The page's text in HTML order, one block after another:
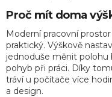
Proč mít doma
Moderní pracovní
praktický. Výškově
jednoduše měnit
pohyb při práci. Díky
tráví u počítače více
a design.